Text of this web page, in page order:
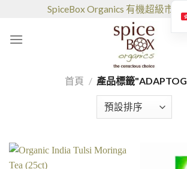
SpiceBox Organics 有機超級市場
首頁 / 產品標籤